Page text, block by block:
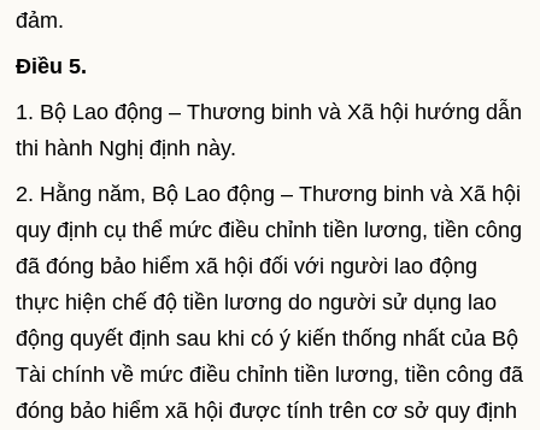
đảm.
Điều 5.
1. Bộ Lao động – Thương binh và Xã hội hướng dẫn
thi hành Nghị định này.
2. Hằng năm, Bộ Lao động – Thương binh và Xã hội
quy định cụ thể mức điều chỉnh tiền lương, tiền công
đã đóng bảo hiểm xã hội đối với người lao động
thực hiện chế độ tiền lương do người sử dụng lao
động quyết định sau khi có ý kiến thống nhất của Bộ
Tài chính về mức điều chỉnh tiền lương, tiền công đã
đóng bảo hiểm xã hội được tính trên cơ sở quy định